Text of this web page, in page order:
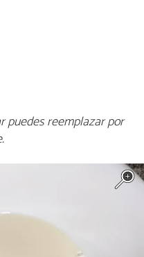
puedes reemplazar por